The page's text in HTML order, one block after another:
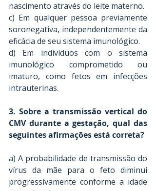
nascimento através do leite materno.
c) Em qualquer pessoa previamente
soronegativa, independentemente da
eficácia de seu sistema imunológico.
d) Em indivíduos com o sistema
imunológico comprometido ou
imaturo, como fetos em infecções
intrauterinas.
3. Sobre a transmissão vertical do
CMV durante a gestação, qual das
seguintes afirmações está correta?
a) A probabilidade de transmissão do
vírus da mãe para o feto diminui
progressivamente conforme a idade